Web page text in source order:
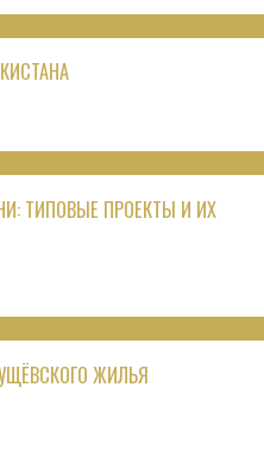
ТИПОВЫЕ ПРОЕКТЫ И ИХ
ЖИЛЬЯ